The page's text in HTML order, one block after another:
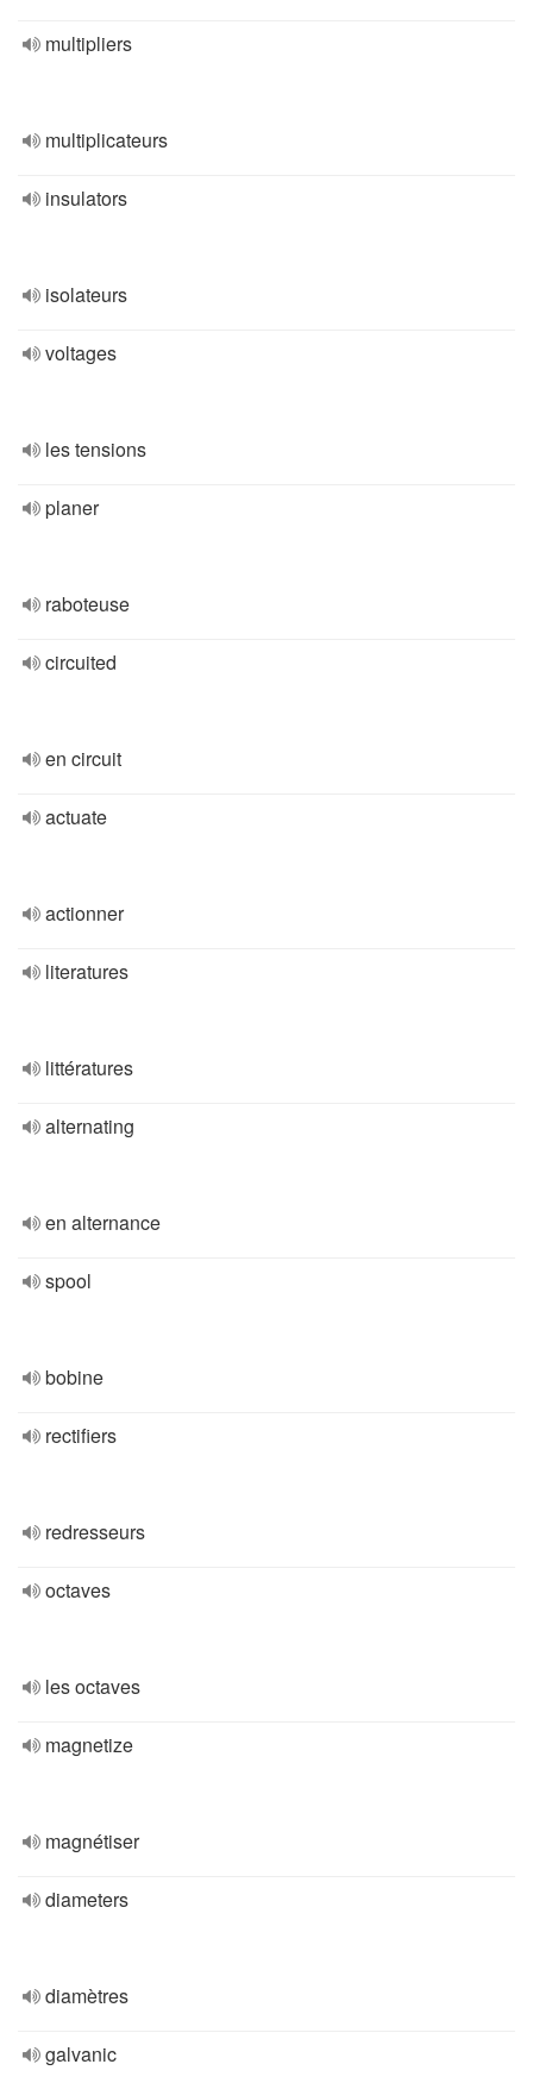
multipliers
multiplicateurs
insulators
isolateurs
voltages
les tensions
planer
raboteuse
circuited
en circuit
actuate
actionner
literatures
littératures
alternating
en alternance
spool
bobine
rectifiers
redresseurs
octaves
les octaves
magnetize
magnétiser
diameters
diamètres
galvanic